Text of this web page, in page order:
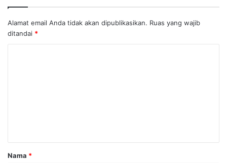
Alamat email Anda tidak akan dipublikasikan. Ruas yang wajib
ditandai *
a
r
Nama *